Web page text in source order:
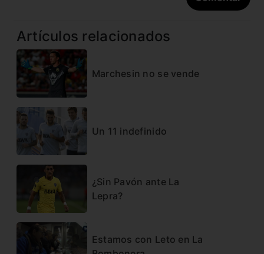
Artículos relacionados
Marchesin no se vende
Un 11 indefinido
¿Sin Pavón ante La
Lepra?
Estamos con Leto en La